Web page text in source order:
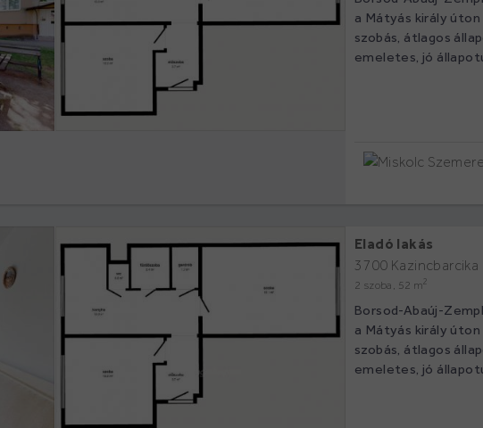
a Mátyás király
szobás, átlagos
emeletes, jó
Eladó lakás
3700 Kazincbarcika
2 szoba, 52 m2
Borsod-Abaúj-
a Mátyás király
szobás, átlagos
emeletes, jó